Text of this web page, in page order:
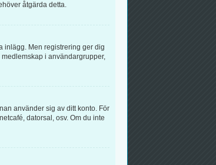
åtgärda detta.
inlägg. Men registrering ger dig
i användargrupper,
använder sig av ditt konto. För
datorsal, osv. Om du inte